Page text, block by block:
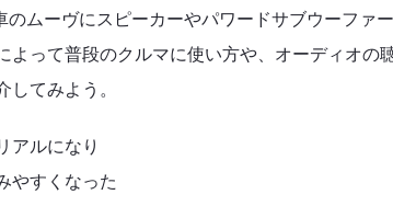
のムーヴにスピーカーやパワードサブウーファ
よって普段のクルマに使い方や、オーディオの
してみよう。
アルになり
やすくなった